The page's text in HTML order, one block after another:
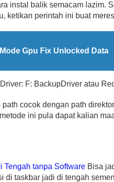
instal balik semacam lazim.
ketikan perintah ini buat
Gpu Fix Unlocked Data
F: BackupDriver atau
cocok dengan path
ini pula dapat kalian
Tengah tanpa Software Bisa
di taskbar jadi di tengah